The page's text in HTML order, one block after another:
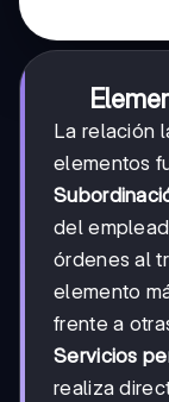
La relación
elementos
del
órdenes al
elemento
frente a
Servicios
realiza